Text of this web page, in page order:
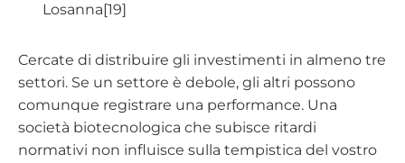
Losanna[19]
Cercate di distribuire gli investimenti in almeno tre
settori. Se un settore è debole, gli altri possono
comunque registrare una performance. Una
società biotecnologica che subisce ritardi
normativi non influisce sulla tempistica del vostro